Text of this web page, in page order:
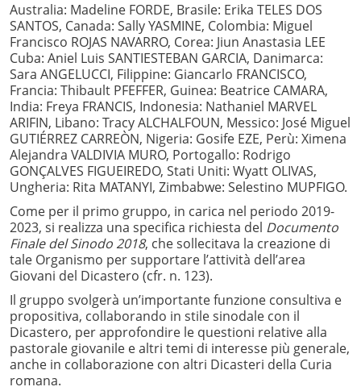
Australia: Madeline FORDE, Brasile: Erika TELES DOS
SANTOS, Canada: Sally YASMINE, Colombia: Miguel
Francisco ROJAS NAVARRO, Corea: Jiun Anastasia LEE
Cuba: Aniel Luis SANTIESTEBAN GARCIA, Danimarca:
Sara ANGELUCCI, Filippine: Giancarlo FRANCISCO,
Francia: Thibault PFEFFER, Guinea: Beatrice CAMARA,
India: Freya FRANCIS, Indonesia: Nathaniel MARVEL
ARIFIN, Libano: Tracy ALCHALFOUN, Messico: José Miguel
GUTIÉRREZ CARREÒN, Nigeria: Gosife EZE, Perù: Ximena
Alejandra VALDIVIA MURO, Portogallo: Rodrigo
GONÇALVES FIGUEIREDO, Stati Uniti: Wyatt OLIVAS,
Ungheria: Rita MATANYI, Zimbabwe: Selestino MUPFIGO.
Come per il primo gruppo, in carica nel periodo 2019-
2023, si realizza una specifica richiesta del Documento
Finale del Sinodo 2018, che sollecitava la creazione di
tale Organismo per supportare l’attività dell’area
Giovani del Dicastero (cfr. n. 123).
Il gruppo svolgerà un’importante funzione consultiva e
propositiva, collaborando in stile sinodale con il
Dicastero, per approfondire le questioni relative alla
pastorale giovanile e altri temi di interesse più generale,
anche in collaborazione con altri Dicasteri della Curia
romana.